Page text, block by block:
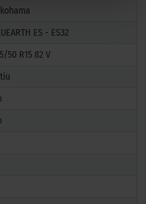
ES - ES32
50 R15 82 V